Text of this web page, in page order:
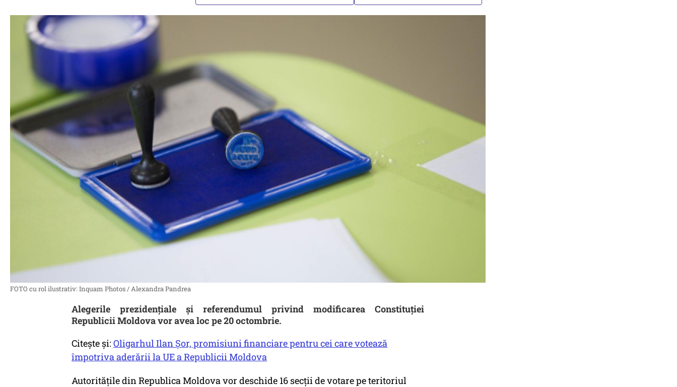
FOTO cu rol ilustrativ: Inquam Photos / Alexandra Pandrea
Alegerile prezidențiale și referendumul privind modificarea Constituției
Republicii Moldova vor avea loc pe 20 octombrie.
Citește și: Oligarhul Ilan Șor, promisiuni financiare pentru cei care votează
împotriva aderării la UE a Republicii Moldova
Autoritățile din Republica Moldova vor deschide 16 secții de votare pe teritoriul